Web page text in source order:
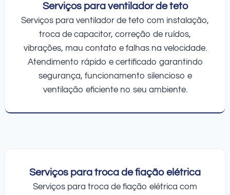
Serviços para ventilador de teto
Serviços para ventilador de teto com instalação,
troca de capacitor, correção de ruídos,
vibrações, mau contato e falhas na velocidade.
Atendimento rápido e certificado garantindo
segurança, funcionamento silencioso e
ventilação eficiente no seu ambiente.
Serviços para troca de fiação elétrica
Serviços para troca de fiação elétrica com